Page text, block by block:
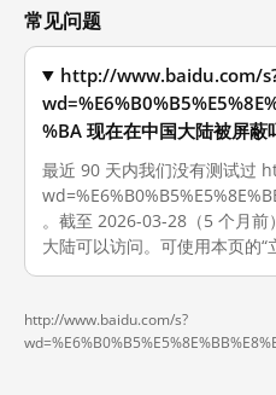
常见问题
http://www.baidu.com/
%BA 现在在中国大陆被屏蔽
最近 90 天内我们没有测试过
。截至 2026-03-28（5 个月前
大陆可以访问。可使用本页的“
http://www.baidu.com/s?